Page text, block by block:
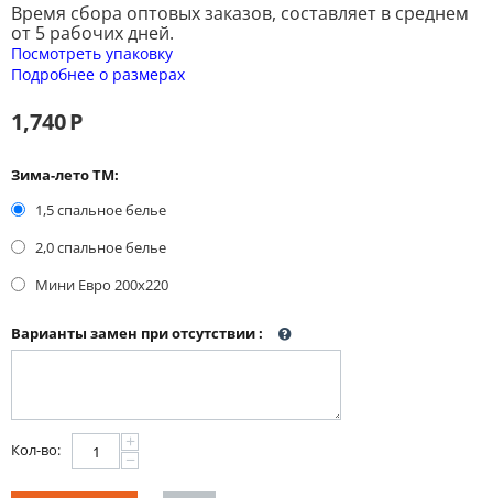
Время сбора оптовых заказов, составляет в среднем
от 5 рабочих дней.
Посмотреть упаковку
Подробнее о размерах
1,740Р
Зима-лето ТМ:
1,5 спальное белье
2,0 спальное белье
Мини Евро 200x220
Варианты замен при отсутствии:
Кол-во: +
−